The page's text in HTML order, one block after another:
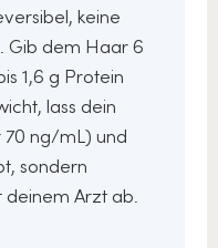
keine
Gib dem Haar 6
1,6 g Protein
lass dein
70 ng/mL) und
sondern
Arzt ab.